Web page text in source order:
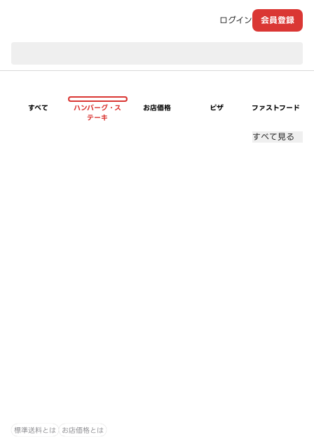
ログイン 会員登録
すべて
ハンバーグ・ス
テーキ
お店価格 ピザ ファストフード
すべて見る
標準送料とは お店価格とは